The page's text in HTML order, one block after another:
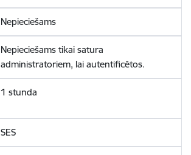
Nepieciešams
Nepieciešams tikai satura
administratoriem, lai autentificētos.
1 stunda
SES